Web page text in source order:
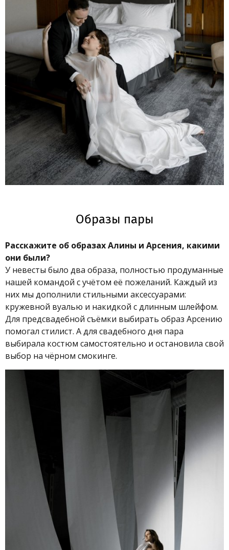
Образы пары
Расскажите об образах Алины и Арсения, какими
они были?
У невесты было два образа, полностью продуманные
нашей командой с учётом её пожеланий. Каждый из
них мы дополнили стильными аксессуарами:
кружевной вуалью и накидкой с длинным шлейфом.
Для предсвадебной съёмки выбирать образ Арсению
помогал стилист. А для свадебного дня пара
выбирала костюм самостоятельно и остановила свой
выбор на чёрном смокинге.